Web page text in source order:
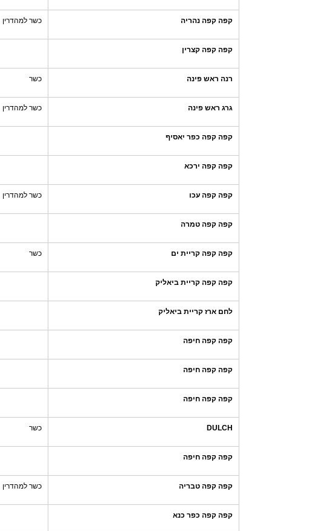
קפה קפה נהריה כשר למהדרין
קפה קפה קצרין
רנה ראש פינה כשר
גרג ראש פינה כשר למהדרין
קפה קפה כפר יאסיף
קפה קפה ירכא
קפה קפה עכו כשר למהדרין
קפה קפה טמרה
קפה קפה קריית ים כשר
קפה קפה קריית ביאליק
לחם ארז קריית ביאליק
קפה קפה חיפה
קפה קפה חיפה
קפה קפה חיפה
DULCH כשר
קפה קפה חיפה
קפה קפה טבריה כשר למהדרין
קפה קפה כפר כנא